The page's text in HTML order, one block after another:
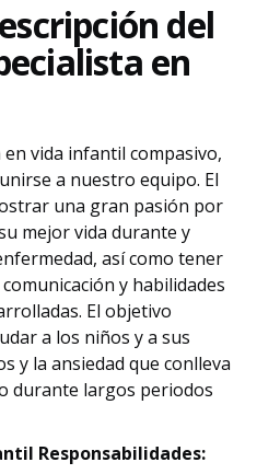
del
en
vida infantil compasivo,
a nuestro equipo. El
una gran pasión por
mejor vida durante y
así como tener
y habilidades
El objetivo
a los niños y a sus
y la ansiedad que conlleva
durante largos periodos
Responsabilidades: